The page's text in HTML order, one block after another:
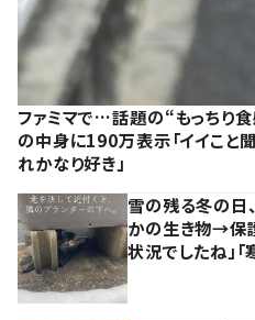
ファミマで…話題の“もっちり
の中身に190万表示「イイこと聞
れかなり好き」
雪の残る冬の日
かの生き物→保
状況でしたね」